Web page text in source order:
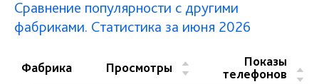
Сравнение популярности с другими
фабриками. Статистика за июня 2026
Фабрика Просмотры
▲
▼
Показы
телефонов
▲
▼